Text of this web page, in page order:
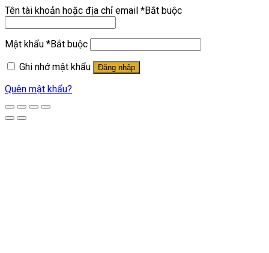
Tên tài khoản hoặc địa chỉ email *Bắt buộc
Mật khẩu *Bắt buộc
Ghi nhớ mật khẩu
Đăng nhập
Quên mật khẩu?